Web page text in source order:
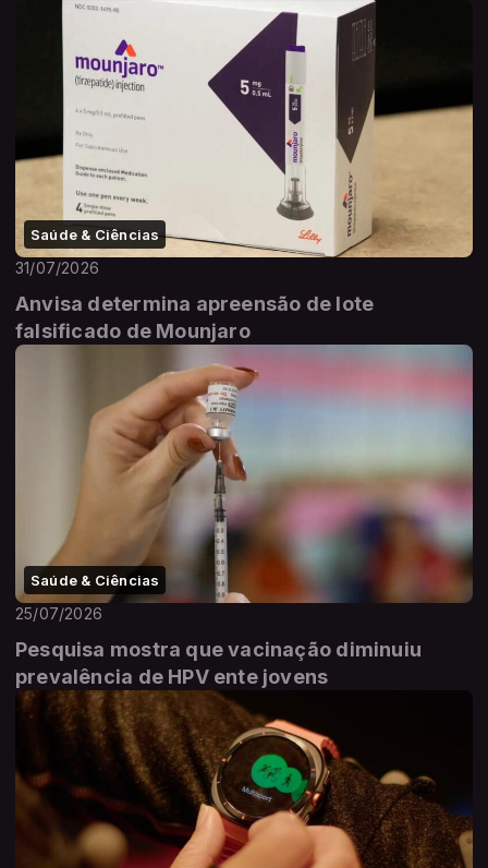
Saúde & Ciências
31/07/2026
Anvisa determina apreensão de lote
falsificado de Mounjaro
Saúde & Ciências
25/07/2026
Pesquisa mostra que vacinação diminuiu
prevalência de HPV ente jovens